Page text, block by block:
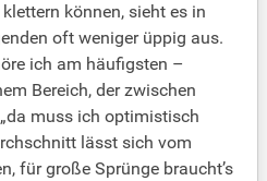
können, sieht es in
oft weniger üppig aus.
ich am häufigsten –
Bereich, der zwischen
muss ich optimistisch
lässt sich vom
für große Sprünge braucht’s